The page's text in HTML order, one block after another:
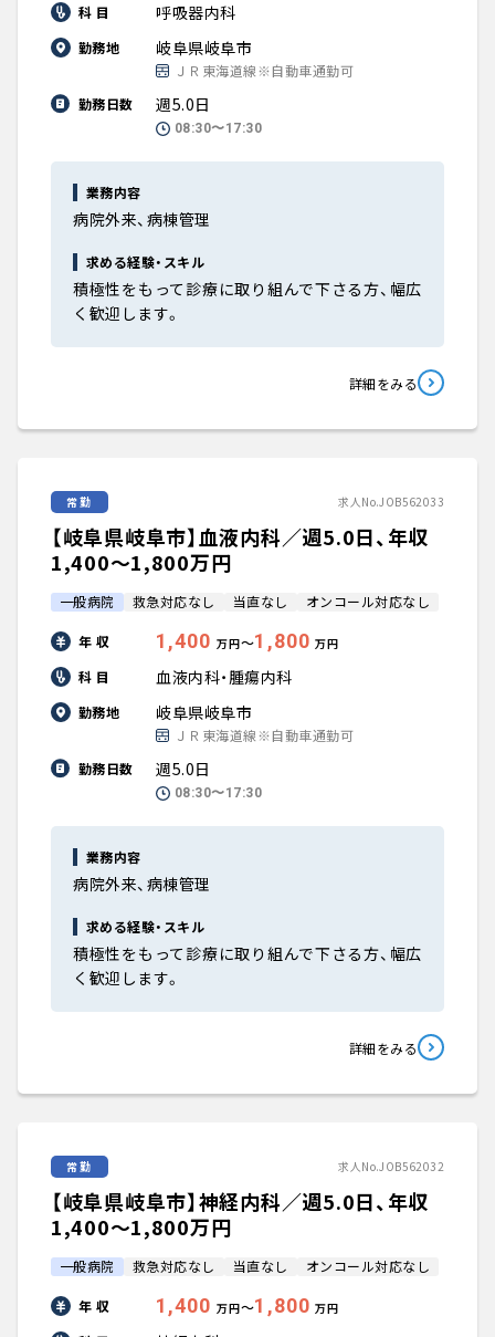
科 目 呼吸器内科
勤務地 岐阜県岐阜市
ＪＲ東海道線※自動車通勤可
勤務日数
週5.0日
08:30〜17:30
業務内容
病院外来、病棟管理
求める経験・スキル
積極性をもって診療に取り組んで下さる方、幅広
く歓迎します。
詳細をみる
常勤 求人No.JOB562033
【岐阜県岐阜市】血液内科／週5.0日、年収
1,400〜1,800万円
一般病院 救急対応なし 当直なし オンコール対応なし
年 収 1,400 万円〜1,800 万円
科 目 血液内科・腫瘍内科
勤務地 岐阜県岐阜市
ＪＲ東海道線※自動車通勤可
勤務日数
週5.0日
08:30〜17:30
業務内容
病院外来、病棟管理
求める経験・スキル
積極性をもって診療に取り組んで下さる方、幅広
く歓迎します。
詳細をみる
常勤 求人No.JOB562032
【岐阜県岐阜市】神経内科／週5.0日、年収
1,400〜1,800万円
一般病院 救急対応なし 当直なし オンコール対応なし
年 収 1,400 万円〜1,800 万円